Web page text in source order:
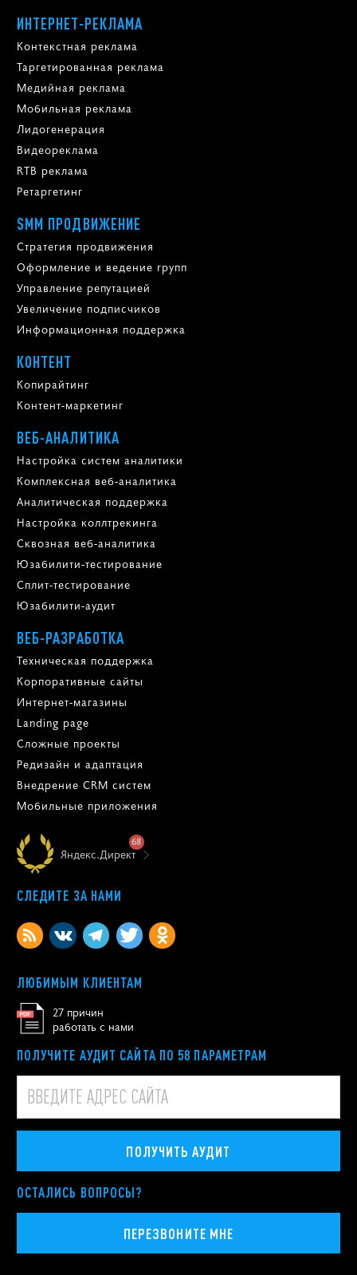
ИНТЕРНЕТ-РЕКЛАМА
Контекстная реклама
Таргетированная реклама
Медийная реклама
Мобильная реклама
Лидогенерация
Видеореклама
RTB реклама
Ретаргетинг
SMM ПРОДВИЖЕНИЕ
Стратегия продвижения
Оформление и ведение групп
Управление репутацией
Увеличение подписчиков
Информационная поддержка
КОНТЕНТ
Копирайтинг
Контент-маркетинг
ВЕБ-АНАЛИТИКА
Настройка систем аналитики
Комплексная веб-аналитика
Аналитическая поддержка
Настройка коллтрекинга
Сквозная веб-аналитика
Юзабилити-тестирование
Сплит-тестирование
Юзабилити-аудит
ВЕБ-РАЗРАБОТКА
Техническая поддержка
Корпоративные сайты
Интернет-магазины
Landing page
Сложные проекты
Редизайн и адаптация
Внедрение CRM систем
Мобильные приложения
Яндекс.Директ
68
СЛЕДИТЕ ЗА НАМИ
ЛЮБИМЫМ КЛИЕНТАМ
27 причин
работать с нами
ПОЛУЧИТЕ АУДИТ САЙТА ПО 58 ПАРАМЕТРАМ
ПОЛУЧИТЬ АУДИТ
ОСТАЛИСЬ ВОПРОСЫ?
ПЕРЕЗВОНИТЕ МНЕ